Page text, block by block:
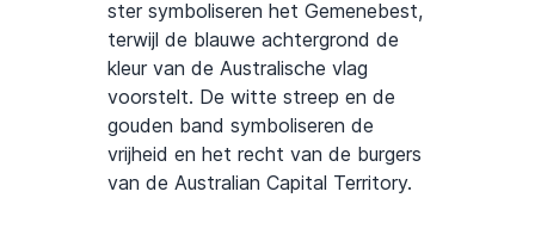
ster symboliseren het Gemenebest,
terwijl de blauwe achtergrond de
kleur van de Australische vlag
voorstelt. De witte streep en de
gouden band symboliseren de
vrijheid en het recht van de burgers
van de Australian Capital Territory.